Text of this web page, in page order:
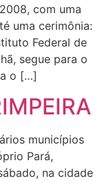
com uma
uma cerimônia:
Federal de
segue para o
o […]
municípios
Pará,
na cidade